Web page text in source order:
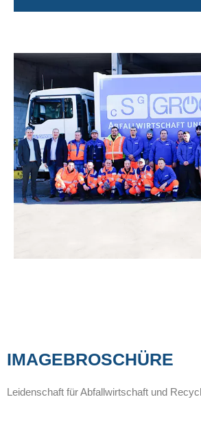
IMAGEBROSCHÜRE
Leidenschaft für Abfallwirtschaft und